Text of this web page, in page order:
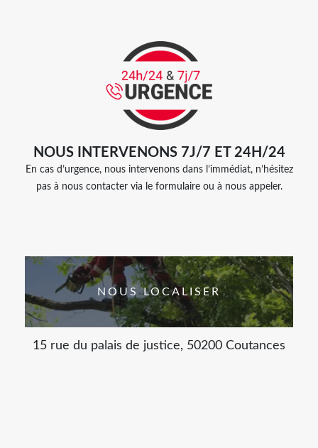
NOUS INTERVENONS 7J/7 ET 24H/24
En cas d’urgence, nous intervenons dans l’immédiat, n’hésitez
pas à nous contacter via le formulaire ou à nous appeler.
NOUS LOCALISER
15 rue du palais de justice, 50200 Coutances